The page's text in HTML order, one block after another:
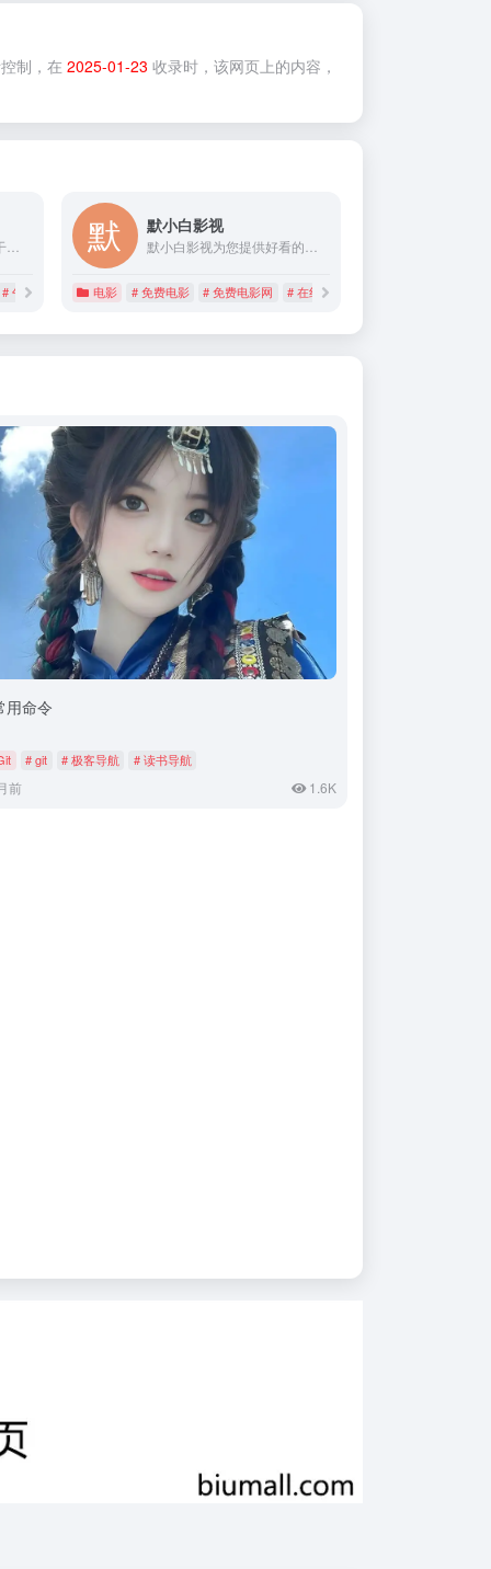
制，在 2025-01-23 收录时，该网页上的内容，
# 午夜看看电影
默小白影视
电影 # 免费电影 # 免费电影网 # 在线影院
用命令
# git # 极客导航 # 读书导航
前 1.6K